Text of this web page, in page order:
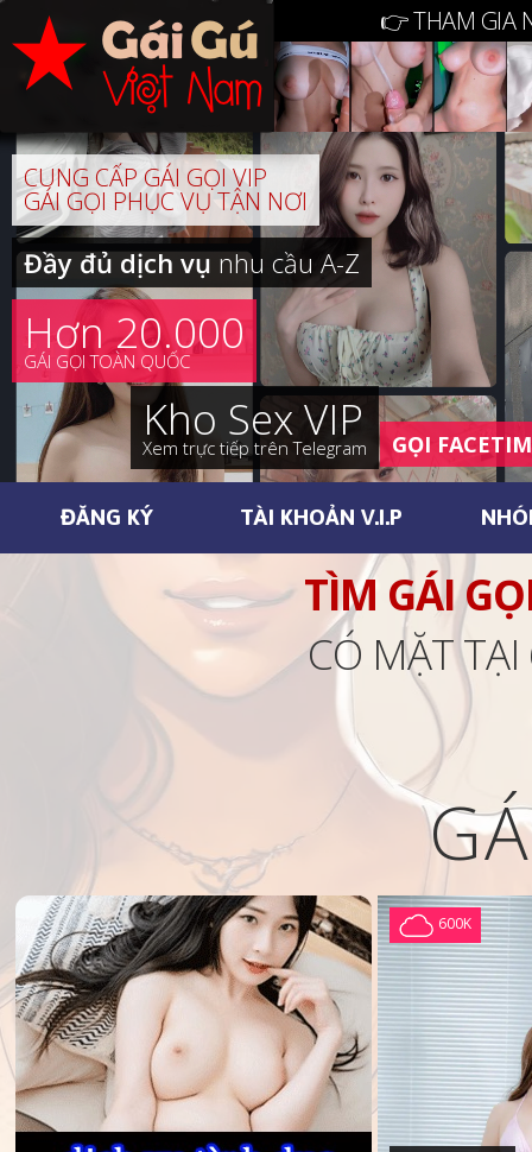
👉 THAM GIA
CUNG CẤP GÁI GỌI VIP
GÁI GỌI PHỤC VỤ TẬN NƠI
Đầy đủ dịch vụnhu cầu A-Z
Hơn 20.000
GÁI GỌI TOÀN QUỐC
Kho Sex VIP
Xem trực tiếp trên Telegram GỌI
ĐĂNG KÝ TÀI KHOẢN V.I.P
TÌM GÁI
CÓ MẶT
600K